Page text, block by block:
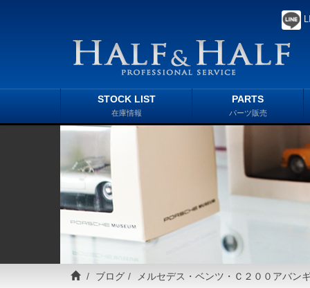
STOCK LIST
在庫情報
PARTS
パーツ販売
ブログ メルセデス・ベンツ・Ｃ２００アバン